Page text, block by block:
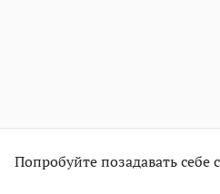
Попробуйте позадавать